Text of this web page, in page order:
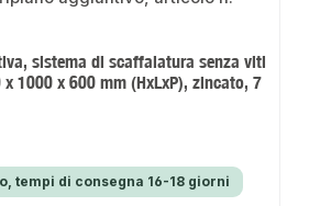
sistema di scaffalatura senza viti
1000 x 600 mm (HxLxP), zincato, 7
tempi di consegna 16-18 giorni